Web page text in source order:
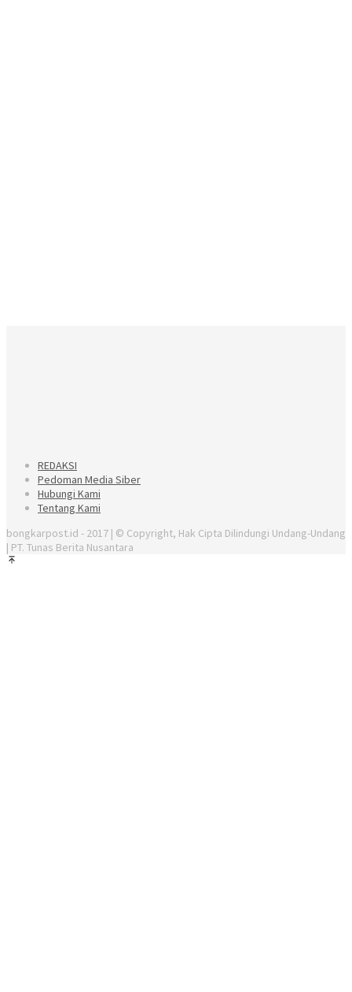
REDAKSI
Pedoman Media Siber
Hubungi Kami
Tentang Kami
bongkarpost.id - 2017 | © Copyright, Hak Cipta Dilindungi Undang-Undang
| PT. Tunas Berita Nusantara